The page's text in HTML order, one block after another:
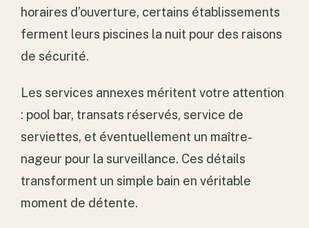
horaires d’ouverture, certains établissements
ferment leurs piscines la nuit pour des raisons
de sécurité.
Les services annexes méritent votre attention
: pool bar, transats réservés, service de
serviettes, et éventuellement un maître-
nageur pour la surveillance. Ces détails
transforment un simple bain en véritable
moment de détente.